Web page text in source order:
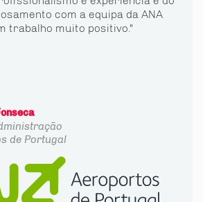
com a equipa da ANA
trabalho muito positivo."
de Portugal